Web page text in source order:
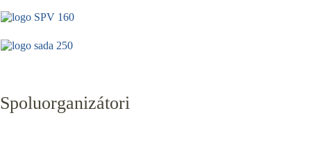
Spoluorganizátori